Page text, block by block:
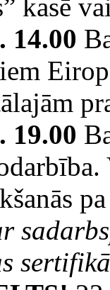
kasē
14.00
19.00